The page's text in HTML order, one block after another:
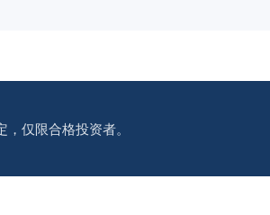
仅限合格投资者。